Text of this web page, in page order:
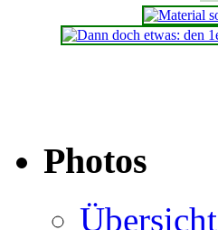
Photos
Übersicht